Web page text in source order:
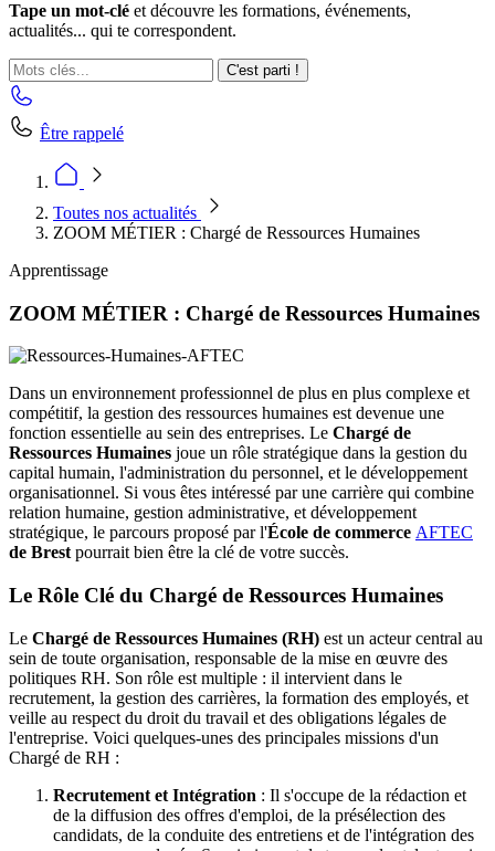
Tape un mot-clé et découvre les formations, événements,
actualités... qui te correspondent.
C'est parti !
Être rappelé
Toutes nos actualités
ZOOM MÉTIER : Chargé de Ressources Humaines
Apprentissage
ZOOM MÉTIER : Chargé de Ressources Humaines
Dans un environnement professionnel de plus en plus complexe et
compétitif, la gestion des ressources humaines est devenue une
fonction essentielle au sein des entreprises. Le Chargé de
Ressources Humaines joue un rôle stratégique dans la gestion du
capital humain, l'administration du personnel, et le développement
organisationnel. Si vous êtes intéressé par une carrière qui combine
relation humaine, gestion administrative, et développement
stratégique, le parcours proposé par l'École de commerce AFTEC
de Brestpourrait bien être la clé de votre succès.
Le Rôle Clé du Chargé de Ressources Humaines
Le Chargé de Ressources Humaines (RH) est un acteur central au
sein de toute organisation, responsable de la mise en œuvre des
politiques RH. Son rôle est multiple : il intervient dans le
recrutement, la gestion des carrières, la formation des employés, et
veille au respect du droit du travail et des obligations légales de
l'entreprise. Voici quelques-unes des principales missions d'un
Chargé de RH :
Recrutement et Intégration : Il s'occupe de la rédaction et
de la diffusion des offres d'emploi, de la présélection des
candidats, de la conduite des entretiens et de l'intégration des